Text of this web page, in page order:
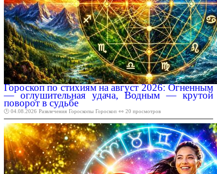
Гороскоп по стихиям на август 2026: Огненным
— оглушительная удача, Водным — крутой
поворот в судьбе
🕑 04.08.2026 Развлечения Гороскопы Гороскоп 👀 20 просмотров